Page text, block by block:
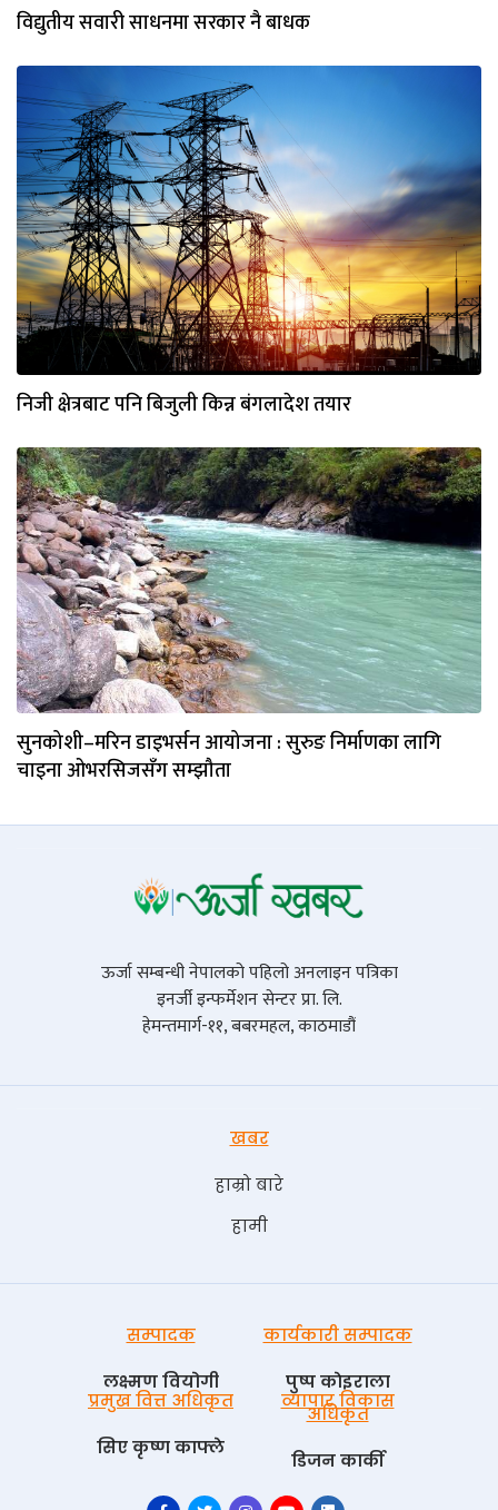
विद्युतीय सवारी साधनमा सरकार नै बाधक
निजी क्षेत्रबाट पनि बिजुली किन्न बंगलादेश तयार
सुनकोशी–मरिन डाइभर्सन आयोजना : सुरुङ निर्माणका लागि
चाइना ओभरसिजसँग सम्झौता
ऊर्जा सम्बन्धी नेपालको पहिलो अनलाइन पत्रिका
इनर्जी इन्फर्मेशन सेन्टर प्रा. लि.
हेमन्तमार्ग-११, बबरमहल, काठमाडौं
खबर
हाम्रो बारे
हामी
सम्पादक
लक्ष्मण वियोगी
कार्यकारी सम्पादक
पुष्प काेइराला
प्रमुख वित्त अधिकृत
सिए कृष्ण काफ्ले
व्यापार विकास
अधिकृत
डिजन कार्की